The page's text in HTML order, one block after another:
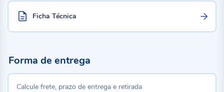
Ficha Técnica
Forma de entrega
Calcule frete, prazo de entrega e retirada